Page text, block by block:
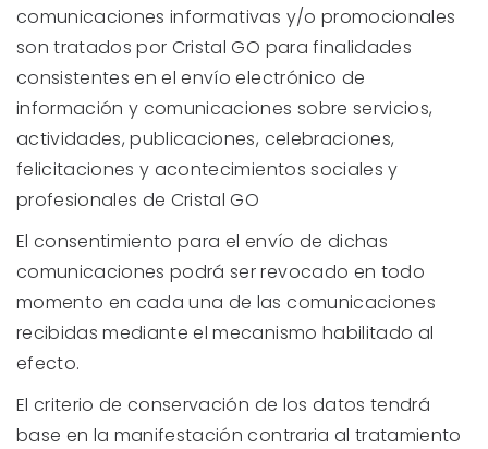
comunicaciones informativas y/o promocionales
son tratados por Cristal GO para finalidades
consistentes en el envío electrónico de
información y comunicaciones sobre servicios,
actividades, publicaciones, celebraciones,
felicitaciones y acontecimientos sociales y
profesionales de Cristal GO
El consentimiento para el envío de dichas
comunicaciones podrá ser revocado en todo
momento en cada una de las comunicaciones
recibidas mediante el mecanismo habilitado al
efecto.
El criterio de conservación de los datos tendrá
base en la manifestación contraria al tratamiento